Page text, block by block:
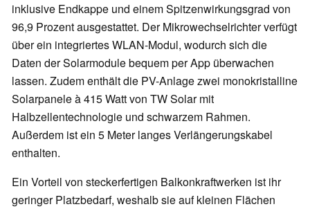
inklusive Endkappe und einem Spitzenwirkungsgrad von
96,9 Prozent ausgestattet. Der Mikrowechselrichter verfügt
über ein integriertes WLAN-Modul, wodurch sich die
Daten der Solarmodule bequem per App überwachen
lassen. Zudem enthält die PV-Anlage zwei monokristalline
Solarpanele à 415 Watt von TW Solar mit
Halbzellentechnologie und schwarzem Rahmen.
Außerdem ist ein 5 Meter langes Verlängerungskabel
enthalten.
Ein Vorteil von steckerfertigen Balkonkraftwerken ist ihr
geringer Platzbedarf, weshalb sie auf kleinen Flächen